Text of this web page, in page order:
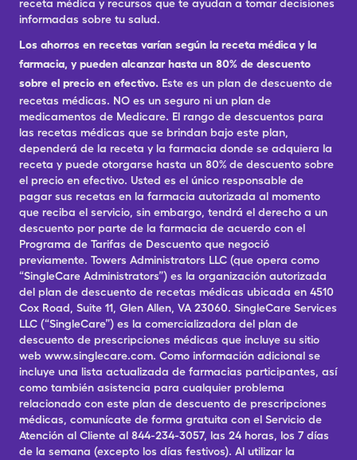
receta médica y recursos que te ayudan a tomar decisiones
informadas sobre tu salud.
Los ahorros en recetas varían según la receta médica y la
farmacia, y pueden alcanzar hasta un 80% de descuento
sobre el precio en efectivo. Este es un plan de descuento de
recetas médicas. NO es un seguro ni un plan de
medicamentos de Medicare. El rango de descuentos para
las recetas médicas que se brindan bajo este plan,
dependerá de la receta y la farmacia donde se adquiera la
receta y puede otorgarse hasta un 80% de descuento sobre
el precio en efectivo. Usted es el único responsable de
pagar sus recetas en la farmacia autorizada al momento
que reciba el servicio, sin embargo, tendrá el derecho a un
descuento por parte de la farmacia de acuerdo con el
Programa de Tarifas de Descuento que negoció
previamente. Towers Administrators LLC (que opera como
“SingleCare Administrators”) es la organización autorizada
del plan de descuento de recetas médicas ubicada en 4510
Cox Road, Suite 11, Glen Allen, VA 23060. SingleCare Services
LLC (“SingleCare”) es la comercializadora del plan de
descuento de prescripciones médicas que incluye su sitio
web www.singlecare.com. Como información adicional se
incluye una lista actualizada de farmacias participantes, así
como también asistencia para cualquier problema
relacionado con este plan de descuento de prescripciones
médicas, comunícate de forma gratuita con el Servicio de
Atención al Cliente al 844-234-3057, las 24 horas, los 7 días
de la semana (excepto los días festivos). Al utilizar la